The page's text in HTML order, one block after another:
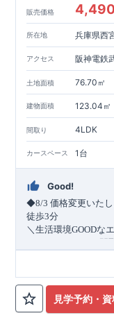
販売価格
所在地 兵庫県西
アクセス 阪神電鉄
土地面積 76.70㎡
建物面積 123.04㎡
間取り 4LDK
カースペース 1台
Good!
◆8/3 価格変更いた
徒歩3分
＼生活環境GOODな
・デザインと機能性
リビング全体を見渡せ
ーパー）徒歩10分 約
・網戸
↓クリックすると特
2024 年グッドデザ
見学予約・